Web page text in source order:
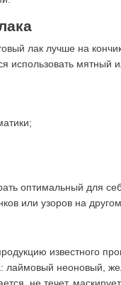
лак лучше на
мятный
оптимальный для
или узоров на
известного
лаймовый